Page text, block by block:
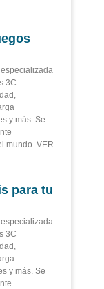
3C
y más. Se
mundo. VER
para tu
3C
y más. Se